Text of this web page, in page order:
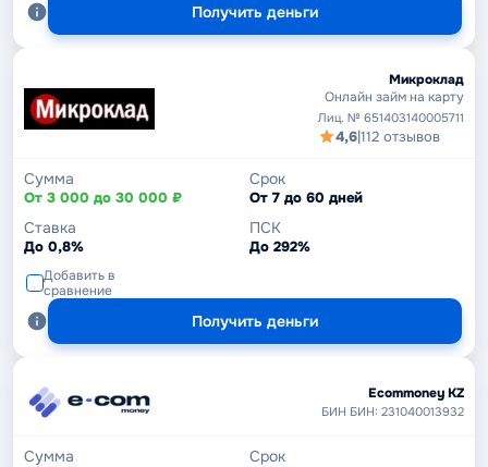
Получить деньги
Микроклад
Онлайн займ на карту
Лиц. № 651403140005711
4,6|112 отзывов
Сумма
От 3 000 до 30 000 ₽
Срок
От 7 до 60 дней
Ставка
До 0,8%
ПСК
До 292%
Добавить в
сравнение
Получить деньги
Ecommoney KZ
БИН БИН: 231040013932
Сумма Срок